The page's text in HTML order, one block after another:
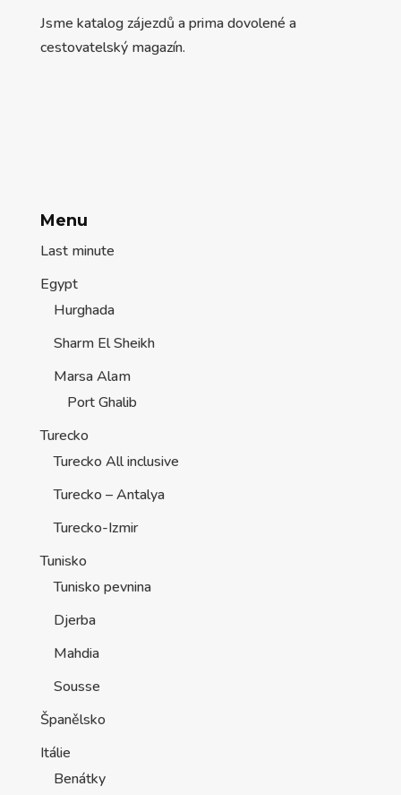
Jsme katalog zájezdů a prima dovolené a
cestovatelský magazín.
Menu
Last minute
Egypt
Hurghada
Sharm El Sheikh
Marsa Alam
Port Ghalib
Turecko
Turecko All inclusive
Turecko – Antalya
Turecko-Izmir
Tunisko
Tunisko pevnina
Djerba
Mahdia
Sousse
Španělsko
Itálie
Benátky